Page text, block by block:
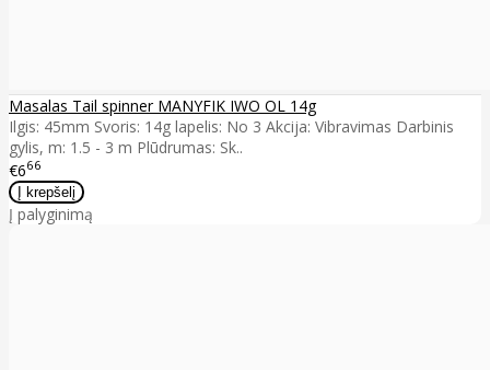
Masalas Tail spinner MANYFIK IWO OL 14g
Ilgis: 45mm Svoris: 14g lapelis: No 3 Akcija: Vibravimas Darbinis
gylis, m: 1.5 - 3 m Plūdrumas: Sk..
€666
Į palyginimą